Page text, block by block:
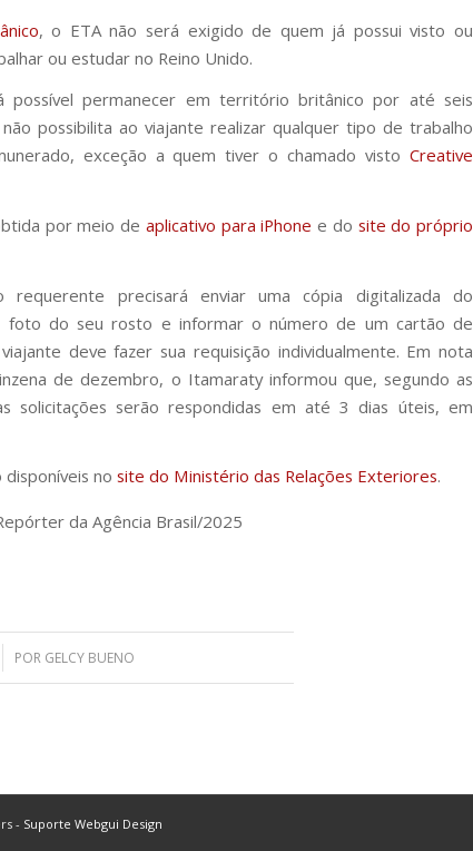
, o ETA não será exigido de quem já possui visto ou
ou estudar no Reino Unido.
possível permanecer em território britânico por até seis
possibilita ao viajante realizar qualquer tipo de trabalho
exceção a quem tiver o chamado visto Creative
por meio de aplicativo para iPhone e do site do próprio
precisará enviar uma cópia digitalizada do
foto do seu rosto e informar o número de um cartão de
deve fazer sua requisição individualmente. Em nota
de dezembro, o Itamaraty informou que, segundo as
solicitações serão respondidas em até 3 dias úteis, em
no site do Ministério das Relações Exteriores.
da Agência Brasil/2025
POR GELCY BUENO
- Suporte Webgui Design